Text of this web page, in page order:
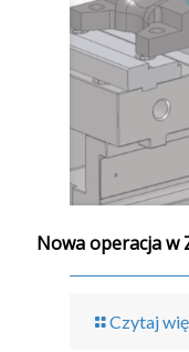
Nowa operacja w
Czytaj